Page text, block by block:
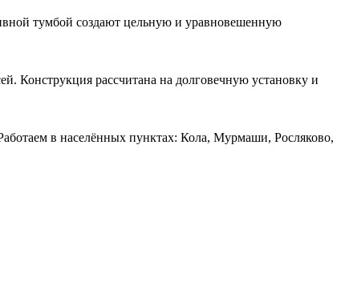
тумбой создают цельную и уравновешенную
Конструкция рассчитана на долговечную установку и
в населённых пунктах: Кола, Мурмаши, Росляково,